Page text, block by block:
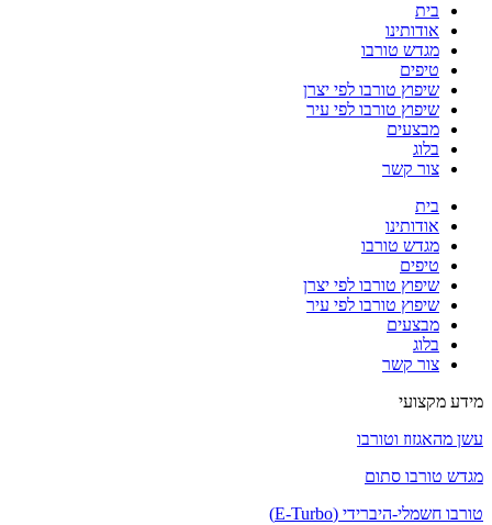
בית
אודותינו
מגדש טורבו
טיפים
שיפוץ טורבו לפי יצרן
שיפוץ טורבו לפי עיר
מבצעים
בלוג
צור קשר
בית
אודותינו
מגדש טורבו
טיפים
שיפוץ טורבו לפי יצרן
שיפוץ טורבו לפי עיר
מבצעים
בלוג
צור קשר
מידע מקצועי
עשן מהאגזוז וטורבו
מגדש טורבו סתום
טורבו חשמלי-היברידי (E-Turbo)